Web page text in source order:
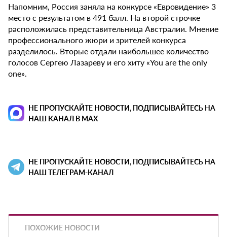
Напомним, Россия заняла на конкурсе «Евровидение» 3
место с результатом в 491 балл. На второй строчке
расположилась представительница Австралии. Мнение
профессионального жюри и зрителей конкурса
разделилось. Вторые отдали наибольшее количество
голосов Сергею Лазареву и его хиту «You are the only
one».
НЕ ПРОПУСКАЙТЕ НОВОСТИ, ПОДПИСЫВАЙТЕСЬ НА
НАШ КАНАЛ В MAX
НЕ ПРОПУСКАЙТЕ НОВОСТИ, ПОДПИСЫВАЙТЕСЬ НА
НАШ ТЕЛЕГРАМ-КАНАЛ
ПОХОЖИЕ НОВОСТИ